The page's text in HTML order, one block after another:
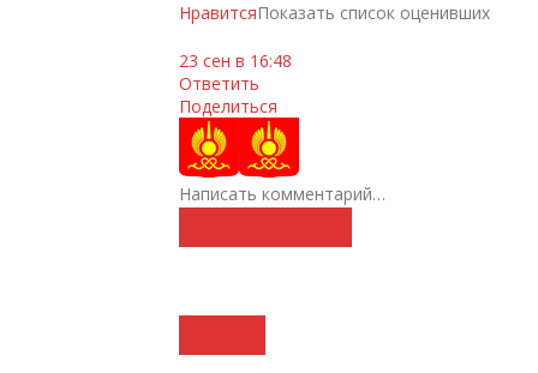
НравитсяПоказать список оценивших
23 сен в 16:48
Ответить
Поделиться
Написать комментарий…